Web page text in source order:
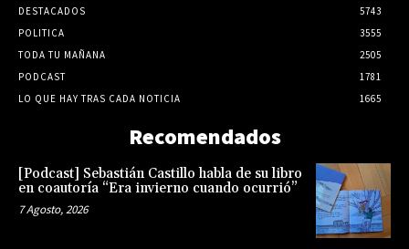
DESTACADOS
5743
POLITICA
3555
TODA TU MAÑANA
2505
PODCAST
1781
LO QUE HAY TRAS CADA NOTICIA
1665
Recomendados
[Podcast] Sebastián Castillo habla de su libro
en coautoría “Era invierno cuando ocurrió”
7 Agosto, 2026